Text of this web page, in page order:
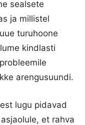
sealsete
ja millistel
turuhoone
kindlasti
arengusuundi.
lugu pidavad
et rahva